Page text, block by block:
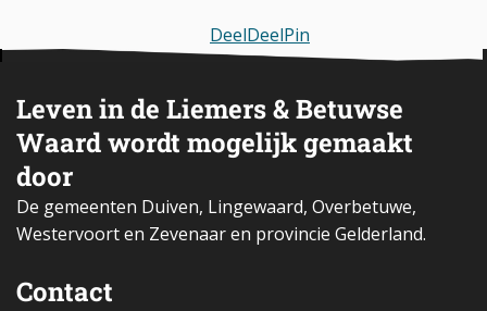
DeelDeelPin
Leven in de Liemers & Betuwse
Waard wordt mogelijk gemaakt
door
De gemeenten Duiven, Lingewaard, Overbetuwe,
Westervoort en Zevenaar en provincie Gelderland.
Contact